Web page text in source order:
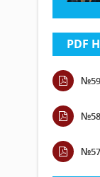
PDF
№59
№58
№57